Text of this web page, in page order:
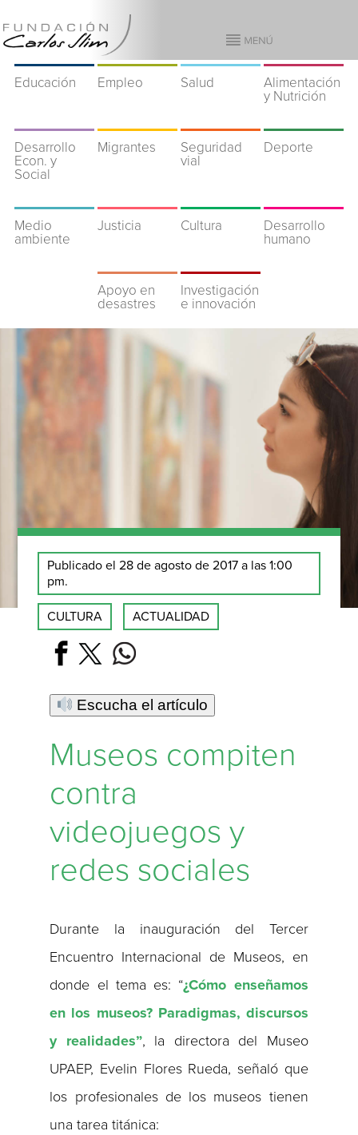
Educación Empleo Salud
Alimentación
y Nutrición
Desarrollo
Econ. y
Social
Migrantes
Seguridad
vial
Deporte
Medio
ambiente
Justicia Cultura
Desarrollo
humano
Apoyo en
desastres
Investigación
e innovación
Publicado el 28 de agosto de 2017 a las 1:00
pm.
CULTURA ACTUALIDAD
Escucha el artículo
Museos compiten
contra
videojuegos y
redes sociales
Durante la inauguración del Tercer
Encuentro Internacional de Museos, en
donde el tema es: “¿Cómo enseñamos
en los museos? Paradigmas, discursos
y realidades”, la directora del Museo
UPAEP, Evelin Flores Rueda, señaló que
los profesionales de los museos tienen
una tarea titánica: